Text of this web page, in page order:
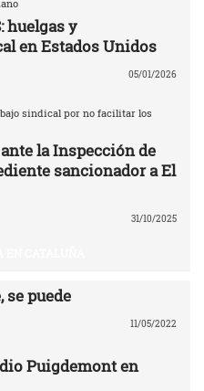
huelgas y
en Estados Unidos
05/01/2026
sindical por no facilitar los
la Inspección de
sancionador a El
31/10/2025
se puede
11/05/2022
Puigdemont en